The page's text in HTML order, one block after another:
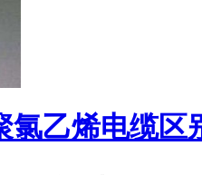
氯乙烯电缆区